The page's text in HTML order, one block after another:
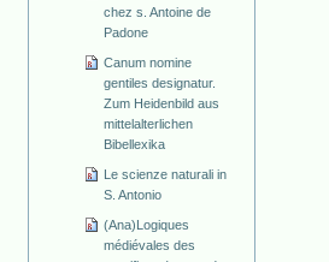
chez s. Antoine de
Padone
Canum nomine
gentiles designatur.
Zum Heidenbild aus
mittelalterlichen
Bibellexika
Le scienze naturali in
S. Antonio
(Ana)Logiques
médiévales des